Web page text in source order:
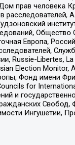
прав человека
Европа,
Russie-Libertes,
Election Monitor,
Фонд имени
for
и
Ингушетии,